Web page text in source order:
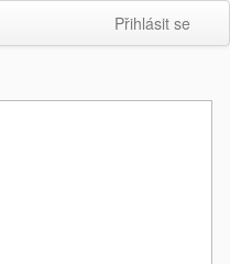
Přihlásit se